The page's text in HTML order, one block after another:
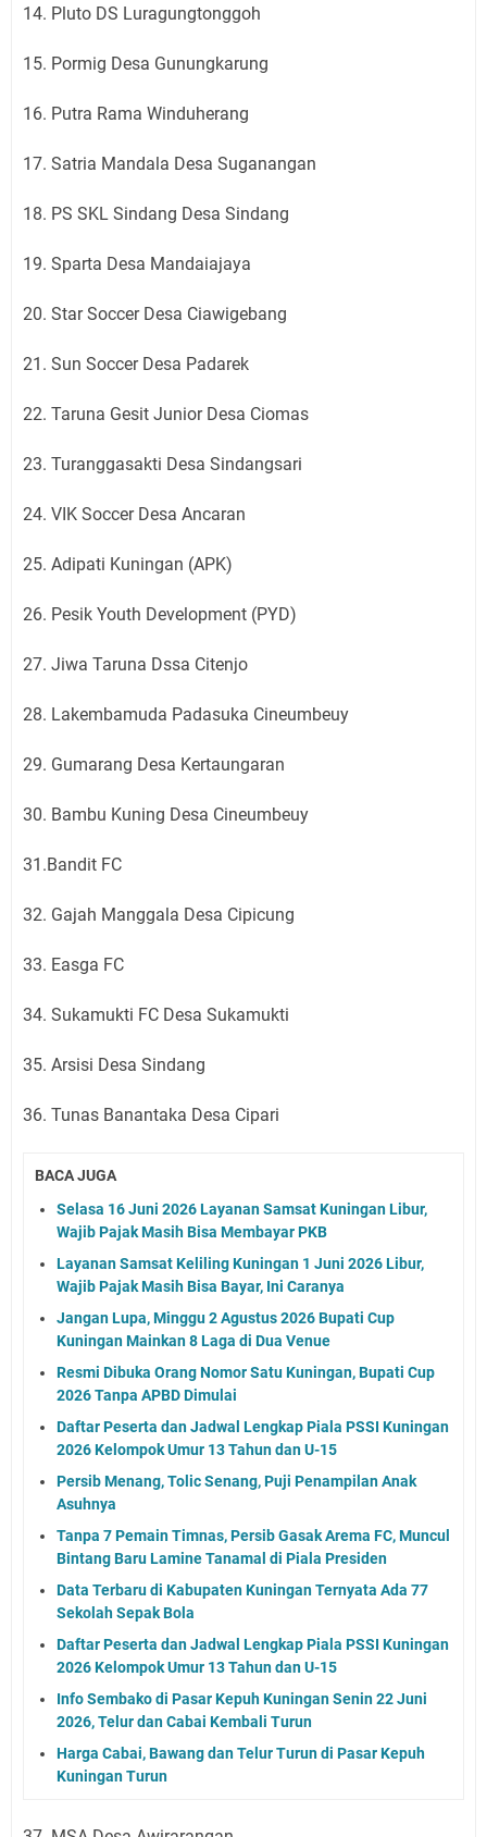
14. Pluto DS Luragungtonggoh
15. Pormig Desa Gunungkarung
16. Putra Rama Winduherang
17. Satria Mandala Desa Suganangan
18. PS SKL Sindang Desa Sindang
19. Sparta Desa Mandaiajaya
20. Star Soccer Desa Ciawigebang
21. Sun Soccer Desa Padarek
22. Taruna Gesit Junior Desa Ciomas
23. Turanggasakti Desa Sindangsari
24. VIK Soccer Desa Ancaran
25. Adipati Kuningan (APK)
26. Pesik Youth Development (PYD)
27. Jiwa Taruna Dssa Citenjo
28. Lakembamuda Padasuka Cineumbeuy
29. Gumarang Desa Kertaungaran
30. Bambu Kuning Desa Cineumbeuy
31.Bandit FC
32. Gajah Manggala Desa Cipicung
33. Easga FC
34. Sukamukti FC Desa Sukamukti
35. Arsisi Desa Sindang
36. Tunas Banantaka Desa Cipari
BACA JUGA
Selasa 16 Juni 2026 Layanan Samsat Kuningan Libur,
Wajib Pajak Masih Bisa Membayar PKB
Layanan Samsat Keliling Kuningan 1 Juni 2026 Libur,
Wajib Pajak Masih Bisa Bayar, Ini Caranya
Jangan Lupa, Minggu 2 Agustus 2026 Bupati Cup
Kuningan Mainkan 8 Laga di Dua Venue
Resmi Dibuka Orang Nomor Satu Kuningan, Bupati Cup
2026 Tanpa APBD Dimulai
Daftar Peserta dan Jadwal Lengkap Piala PSSI Kuningan
2026 Kelompok Umur 13 Tahun dan U-15
Persib Menang, Tolic Senang, Puji Penampilan Anak
Asuhnya
Tanpa 7 Pemain Timnas, Persib Gasak Arema FC, Muncul
Bintang Baru Lamine Tanamal di Piala Presiden
Data Terbaru di Kabupaten Kuningan Ternyata Ada 77
Sekolah Sepak Bola
Daftar Peserta dan Jadwal Lengkap Piala PSSI Kuningan
2026 Kelompok Umur 13 Tahun dan U-15
Info Sembako di Pasar Kepuh Kuningan Senin 22 Juni
2026, Telur dan Cabai Kembali Turun
Harga Cabai, Bawang dan Telur Turun di Pasar Kepuh
Kuningan Turun